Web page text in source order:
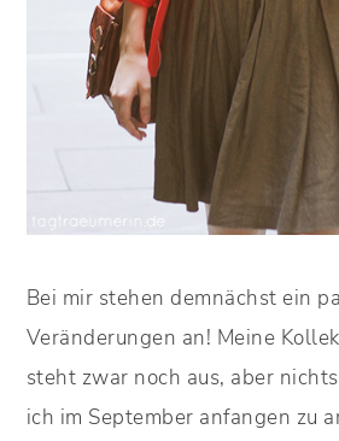
Bei mir stehen demnächst ein
Veränderungen an! Meine
steht zwar noch aus, aber
ich im September anfangen zu